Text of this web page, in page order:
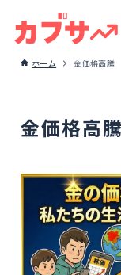
ホーム 金価格高騰
金価格高騰